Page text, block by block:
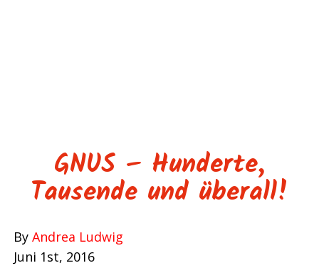
GNUS – Hunderte,
Tausende und überall!
ByAndrea Ludwig
Juni 1st, 2016